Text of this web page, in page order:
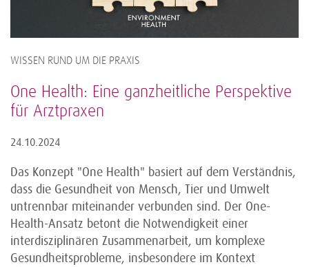
WISSEN RUND UM DIE PRAXIS
One Health: Eine ganzheitliche Perspektive
für Arztpraxen
24.10.2024
Das Konzept "One Health" basiert auf dem Verständnis,
dass die Gesundheit von Mensch, Tier und Umwelt
untrennbar miteinander verbunden sind. Der One-
Health-Ansatz betont die Notwendigkeit einer
interdisziplinären Zusammenarbeit, um komplexe
Gesundheitsprobleme, insbesondere im Kontext